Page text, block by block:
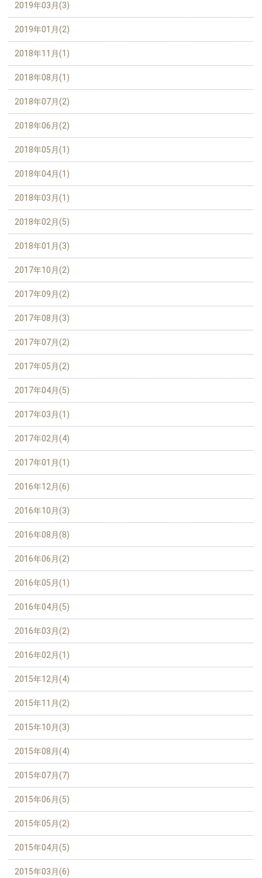
2019年03月(3)
2019年01月(2)
2018年11月(1)
2018年08月(1)
2018年07月(2)
2018年06月(2)
2018年05月(1)
2018年04月(1)
2018年03月(1)
2018年02月(5)
2018年01月(3)
2017年10月(2)
2017年09月(2)
2017年08月(3)
2017年07月(2)
2017年05月(2)
2017年04月(5)
2017年03月(1)
2017年02月(4)
2017年01月(1)
2016年12月(6)
2016年10月(3)
2016年08月(8)
2016年06月(2)
2016年05月(1)
2016年04月(5)
2016年03月(2)
2016年02月(1)
2015年12月(4)
2015年11月(2)
2015年10月(3)
2015年08月(4)
2015年07月(7)
2015年06月(5)
2015年05月(2)
2015年04月(5)
2015年03月(6)